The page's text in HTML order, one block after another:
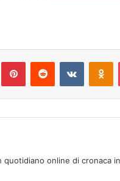
quotidiano online di cronaca